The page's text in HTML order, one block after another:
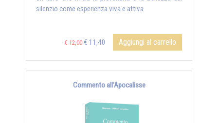
silenzio come esperienza viva e attiva
€ 12,00 € 11,40 Aggiungi al carrello
Commento all’Apocalisse